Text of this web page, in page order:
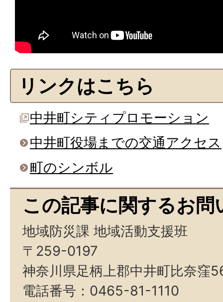
リンクはこちら
中井町シティプロモーション
中井町役場までの交通アクセス
町のシンボル
この記事に関するお問
地域防災課 地域活動支援班
〒259-0197
神奈川県足柄上郡中井町比奈窪
電話番号：0465-81-1110